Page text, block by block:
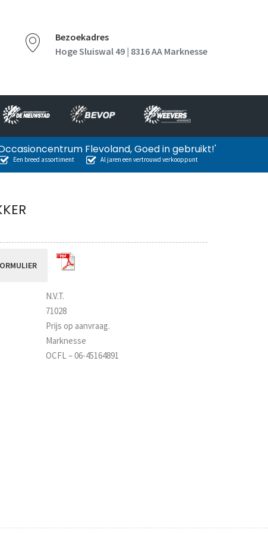
Bezoekadres
Hoge Sluiswal 49 | 8316 AA Marknesse
Flevoland, Goed in gebruikt!'
Een breed assortiment Al jaren een vertrouwd verkooppunt
N.V.T.
71028
Prijs op aanvraag.
Marknesse
OCFL – 06-45164891